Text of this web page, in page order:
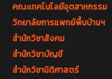
คณะเทคโนโลยีอุตสาหกรรม
วิทยาลัยการแพทย์พื้นบ้านฯ
สำนักวิชาสังคม
สำนักวิชาบัญชี
สำนักวิชานิติศาสตร์